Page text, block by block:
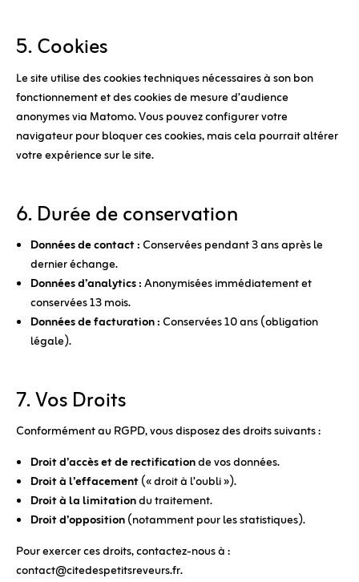
5. Cookies
Le site utilise des cookies techniques nécessaires à son bon
fonctionnement et des cookies de mesure d’audience
anonymes via Matomo. Vous pouvez configurer votre
navigateur pour bloquer ces cookies, mais cela pourrait altérer
votre expérience sur le site.
6. Durée de conservation
Données de contact : Conservées pendant 3 ans après le
dernier échange.
Données d’analytics :Anonymisées immédiatement et
conservées 13 mois.
Données de facturation : Conservées 10 ans (obligation
légale).
7. Vos Droits
Conformément au RGPD, vous disposez des droits suivants :
Droit d’accès et de rectificationde vos données.
Droit à l’effacement(« droit à l’oubli »).
Droit à la limitationdu traitement.
Droit d’opposition(notamment pour les statistiques).
Pour exercer ces droits, contactez-nous à :
contact@citedespetitsreveurs.fr.